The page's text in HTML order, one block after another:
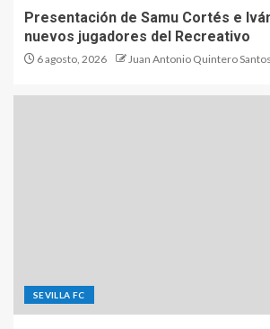
Presentación de Samu Cortés e
nuevos jugadores del Recreativo
6 agosto, 2026 Juan Antonio Quintero Santos
SEVILLA FC